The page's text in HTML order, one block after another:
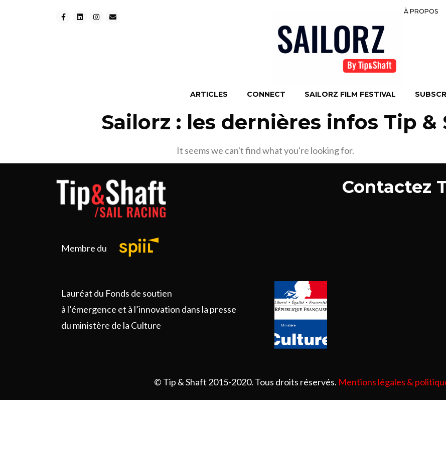
À PROPOS
ARTICLES CONNECT SAILORZ FILM FESTIVAL
Sailorz : les dernières infos Tip &
It seems we can't find what you're looking for.
Membre du
Lauréat du Fonds de soutien
à l’émergence et à l’innovation dans la presse
du ministère de la Culture
Contactez
© Tip & Shaft 2015-2020. Tous droits réservés. Mentions légales &